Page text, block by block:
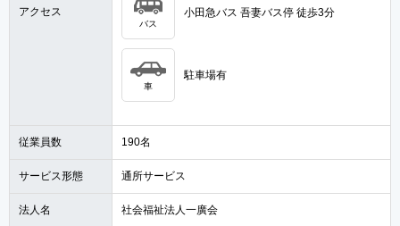
アクセス
バス
小田急バス 吾妻バス停 徒歩3分
車
駐車場有
従業員数 190名
サービス形態 通所サービス
法人名 社会福祉法人一廣会